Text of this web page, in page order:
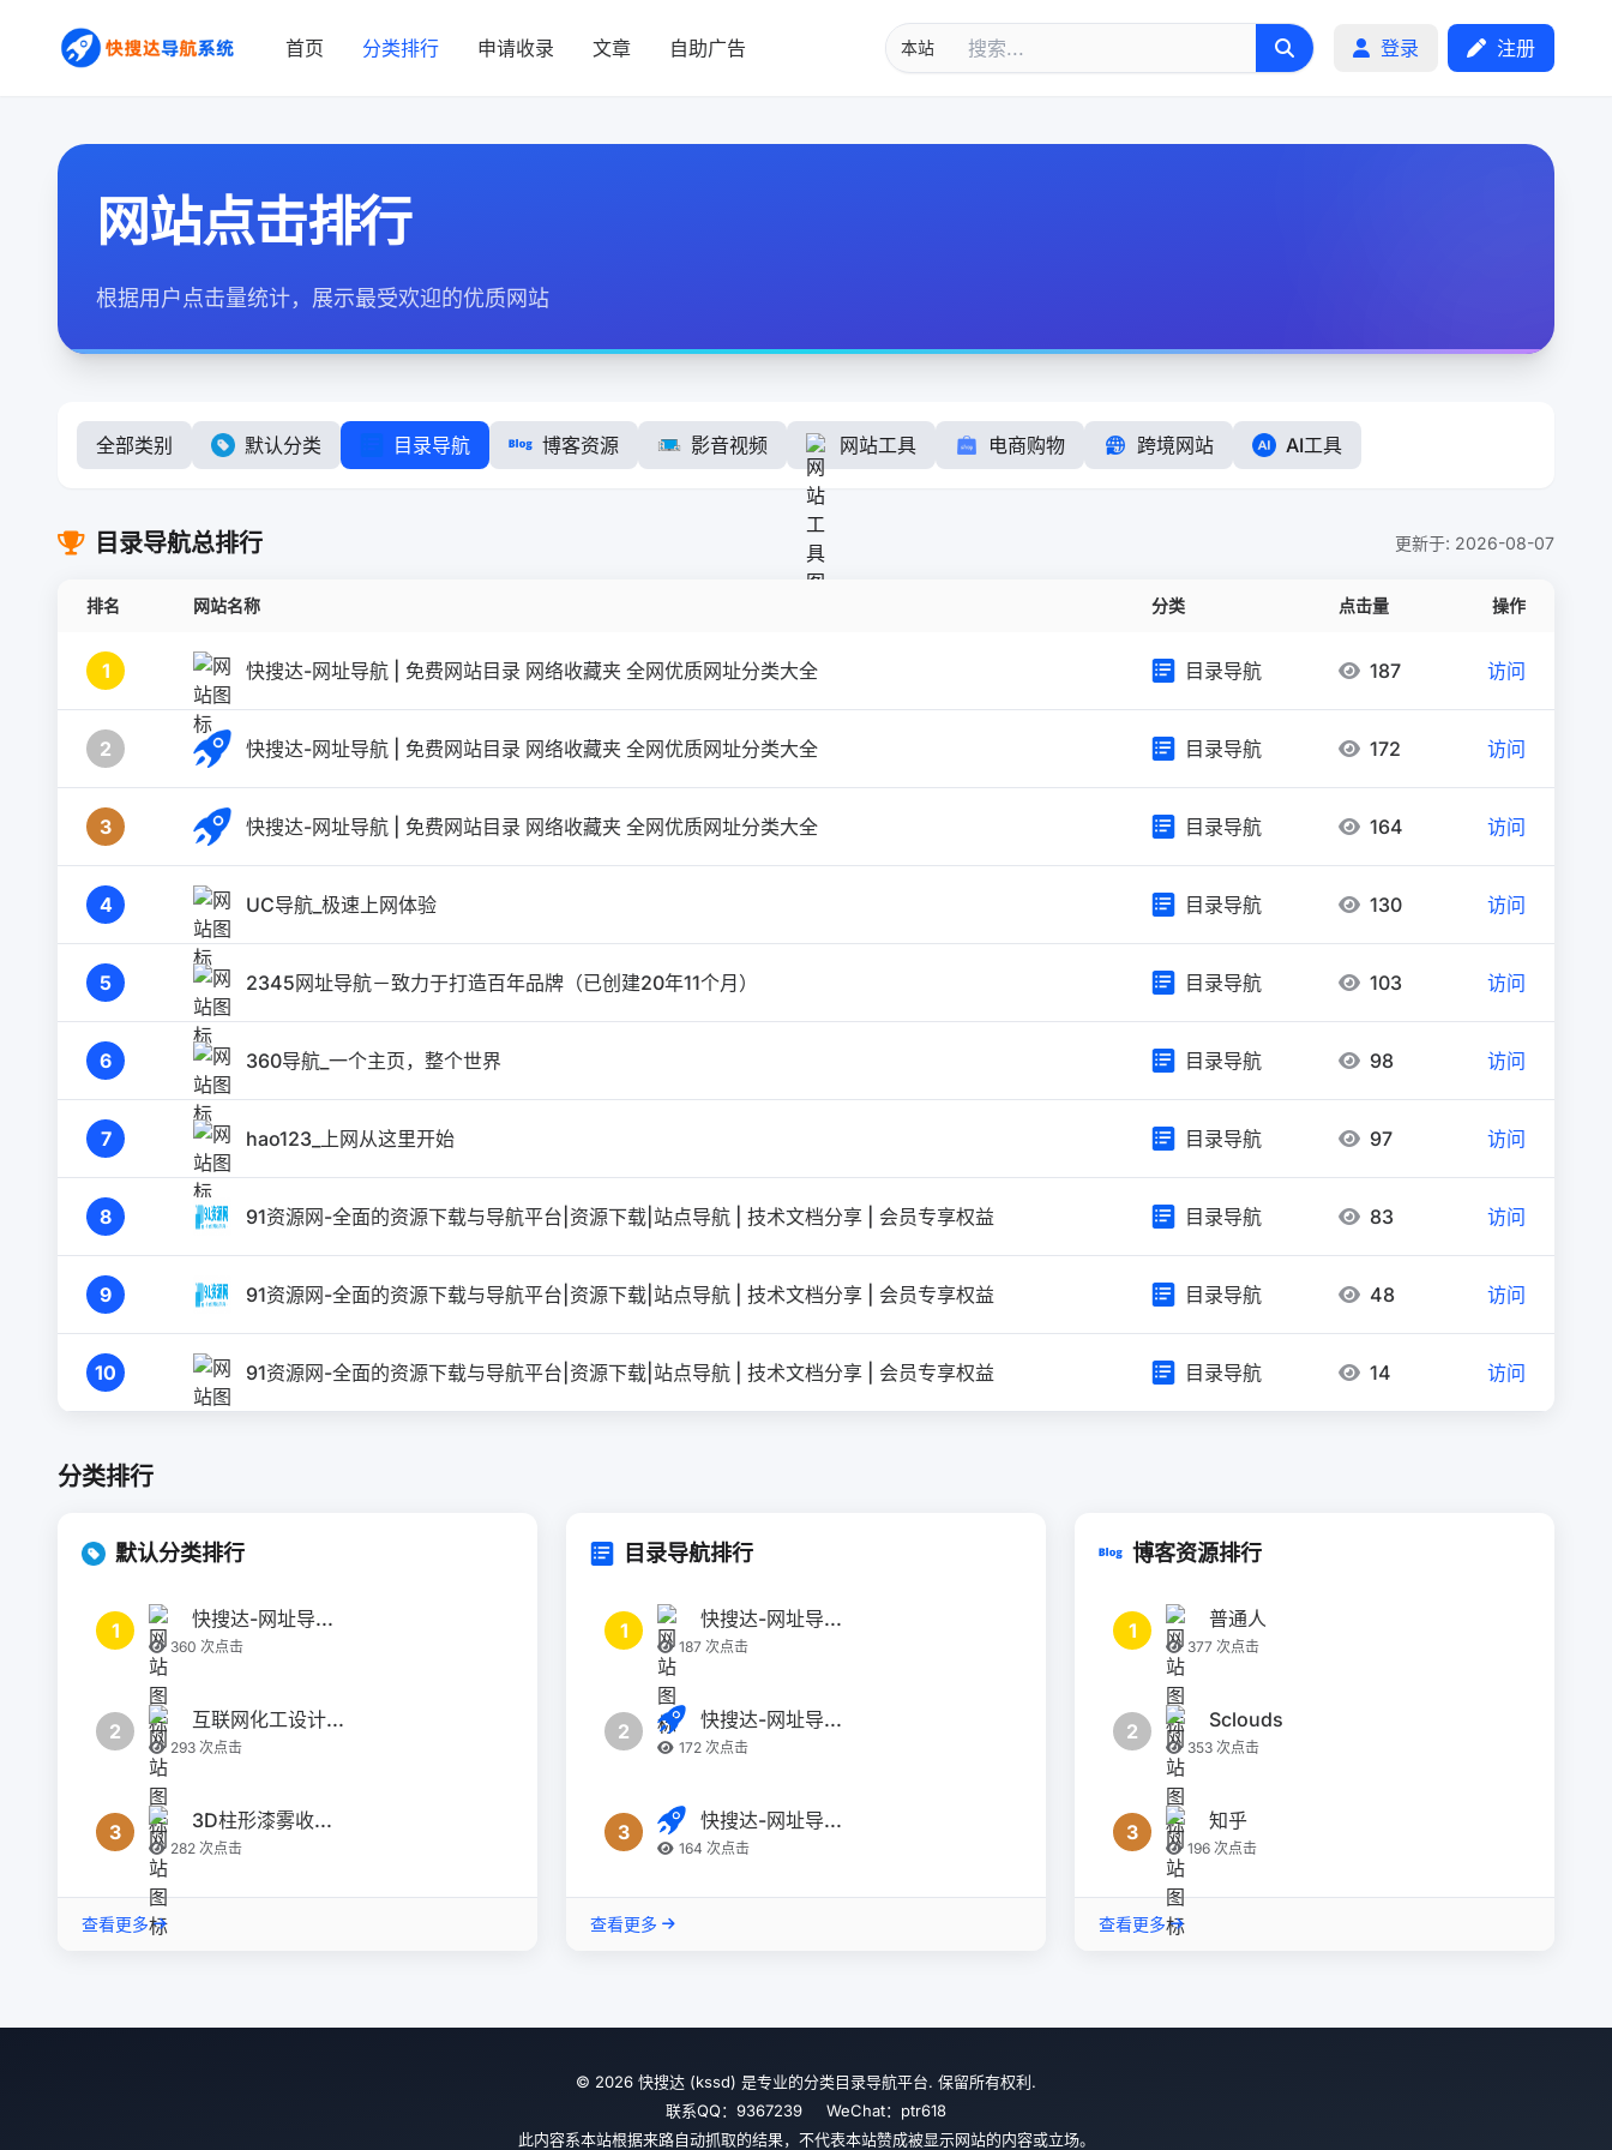
首页 分类排行 申请收录 文章 自助广告 登录 注册
网站点击排行
根据用户点击量统计，展示最受欢迎的优质网站
全部类别 默认分类 目录导航 博客资源 影音视频 网站工具 电商购物 跨境网站 AI工具
目录导航总排行 更新于: 2026-08-07
排名 网站名称 分类 点击量 操作
1 快搜达-网址导航 | 免费网站目录 网络收藏夹 全网优质网址分类大全 目录导航 187 访问
2 快搜达-网址导航 | 免费网站目录 网络收藏夹 全网优质网址分类大全 目录导航 172 访问
3 快搜达-网址导航 | 免费网站目录 网络收藏夹 全网优质网址分类大全 目录导航 164 访问
4 UC导航_极速上网体验 目录导航 130 访问
5 2345网址导航－致力于打造百年品牌（已创建20年11个月） 目录导航 103 访问
6 360导航_一个主页，整个世界 目录导航 98 访问
7 hao123_上网从这里开始 目录导航 97 访问
8 91资源网-全面的资源下载与导航平台|资源下载|站点导航 | 技术文档分享 | 会员专享权益 目录导航 83 访问
9 91资源网-全面的资源下载与导航平台|资源下载|站点导航 | 技术文档分享 | 会员专享权益 目录导航 48 访问
10 91资源网-全面的资源下载与导航平台|资源下载|站点导航 | 技术文档分享 | 会员专享权益 目录导航 14 访问
分类排行
默认分类排行
1 快搜达-网址导...
360 次点击
2 互联网化工设计...
293 次点击
3 3D柱形漆雾收...
282 次点击
查看更多
目录导航排行
1 快搜达-网址导...
187 次点击
2 快搜达-网址导...
172 次点击
3 快搜达-网址导...
164 次点击
查看更多
博客资源排行
1 普通人
377 次点击
2 Sclouds
353 次点击
3 知乎
196 次点击
查看更多
© 2026 快搜达 (kssd) 是专业的分类目录导航平台. 保留所有权利.
联系QQ：9367239 WeChat：ptr618
此内容系本站根据来路自动抓取的结果，不代表本站赞成被显示网站的内容或立场。